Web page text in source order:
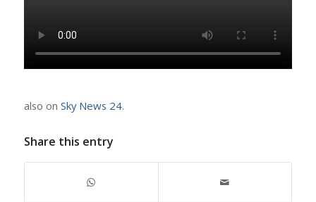
also on Sky News 24.
Share this entry